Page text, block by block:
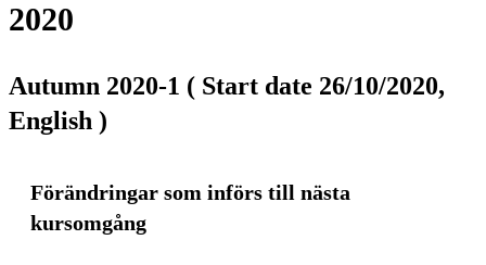
2020
Autumn 2020-1 ( Start date 26/10/2020,
English )
Förändringar som införs till nästa
kursomgång